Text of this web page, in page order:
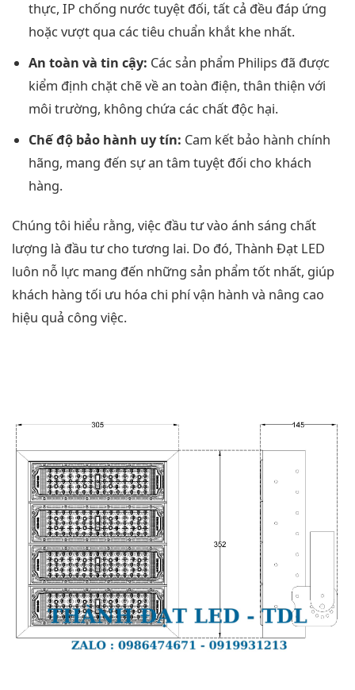
thực, IP chống nước tuyệt đối, tất cả đều đáp ứng
hoặc vượt qua các tiêu chuẩn khắt khe nhất.
An toàn và tin cậy: Các sản phẩm Philips đã được
kiểm định chặt chẽ về an toàn điện, thân thiện với
môi trường, không chứa các chất độc hại.
Chế độ bảo hành uy tín: Cam kết bảo hành chính
hãng, mang đến sự an tâm tuyệt đối cho khách
hàng.
Chúng tôi hiểu rằng, việc đầu tư vào ánh sáng chất
lượng là đầu tư cho tương lai. Do đó, Thành Đạt LED
luôn nỗ lực mang đến những sản phẩm tốt nhất, giúp
khách hàng tối ưu hóa chi phí vận hành và nâng cao
hiệu quả công việc.